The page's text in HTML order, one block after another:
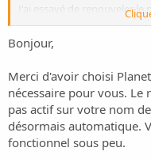
J'ai essayé de renouveler
mais sans succès (le
renouveler et "locked"
disais qu'une bonne âme
Merci d'avance !
Edition :
Je viens de voir
domaine avait été
Bonjour,
Merci d'avoir choisi
nécessaire pour vous.
pas actif sur votre nom
désormais automatique.
fonctionnel sous peu.